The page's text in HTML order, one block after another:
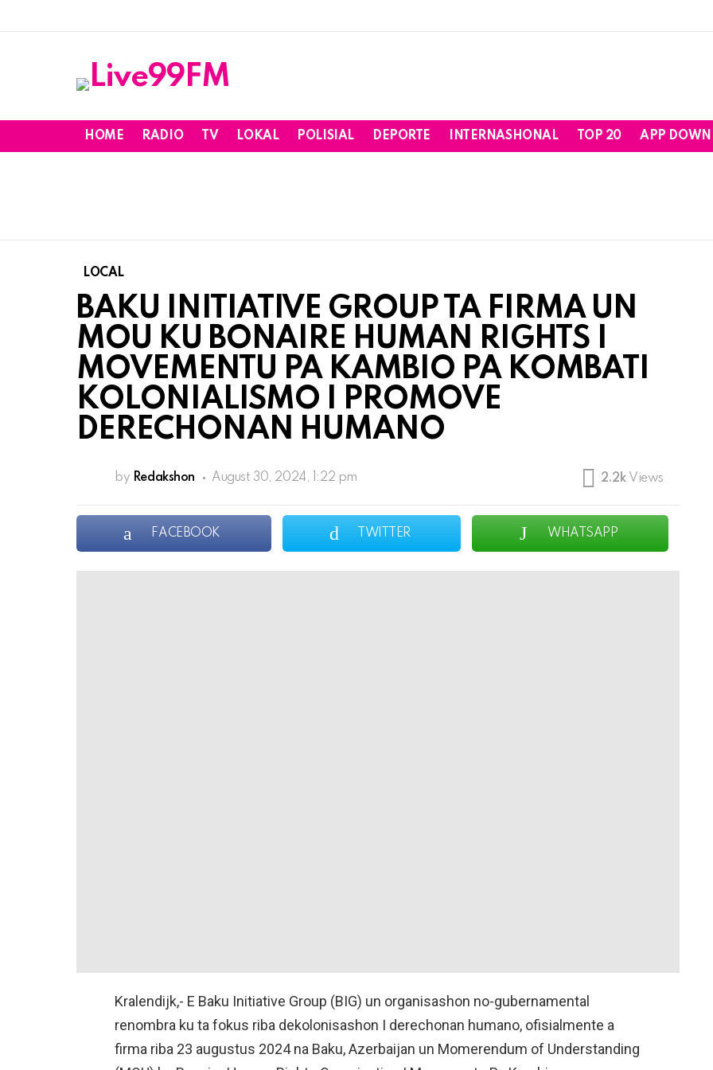
HOME RADIO TV LOKAL POLISIAL DEPORTE INTERNASHONAL TOP 20 APP
LOCAL
BAKU INITIATIVE GROUP TA FIRMA UN
MOU KU BONAIRE HUMAN RIGHTS I
MOVEMENTU PA KAMBIO PA KOMBATI
KOLONIALISMO I PROMOVE
DERECHONAN HUMANO
by Redakshon August 30, 2024, 1:22 pm 2.2k Views
FACEBOOK TWITTER WHATSAPP
Kralendijk,- E Baku Initiative Group (BIG) un organisashon no-gubernamental
renombra ku ta fokus riba dekolonisashon I derechonan humano, ofisialmente a
firma riba 23 augustus 2024 na Baku, Azerbaijan un Momerendum of Understanding